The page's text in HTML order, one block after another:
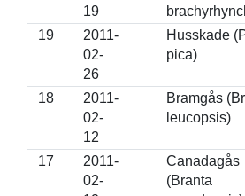
19
19
2011-
02-
26
Husskade
pica)
18
2011-
02-
12
Bramgås
leucopsis)
17
2011-
02-
Canadagås
(Branta